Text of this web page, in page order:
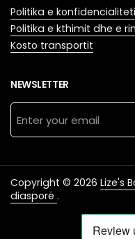
Politika e
Politika e kthimit dhe e
Kosto transportit
NEWSLETTER
Copyright © 2026 Lize's
diasporë .